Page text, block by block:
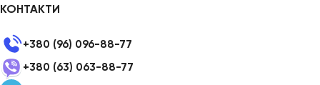
КОНТАКТИ
+380 (96) 096-88-77
+380 (63) 063-88-77